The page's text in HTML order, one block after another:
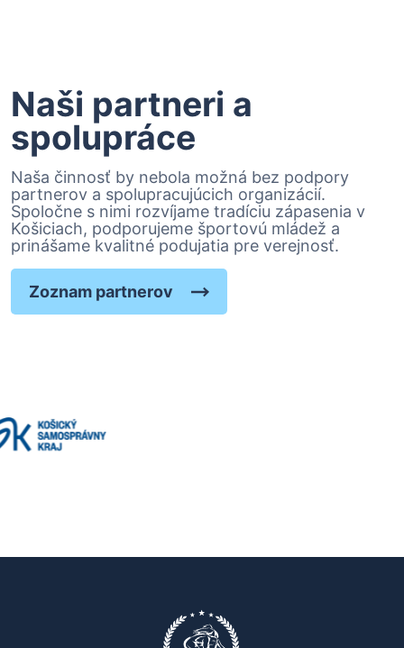
Naši partneri a
spolupráce
Naša činnosť by nebola možná bez podpory
partnerov a spolupracujúcich organizácií.
Spoločne s nimi rozvíjame tradíciu zápasenia v
Košiciach, podporujeme športovú mládež a
prinášame kvalitné podujatia pre verejnosť.
Zoznam partnerov